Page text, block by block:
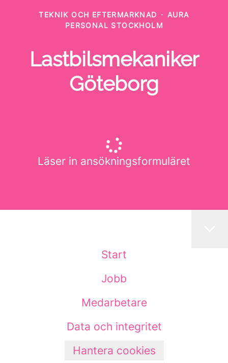
TEKNIK OCH EFTERMARKNAD · AURA
PERSONAL STOCKHOLM
Lastbilsmekaniker
Göteborg
Läser in ansökningsformuläret
Start
Jobb
Medarbetare
Data och integritet
Hantera cookies